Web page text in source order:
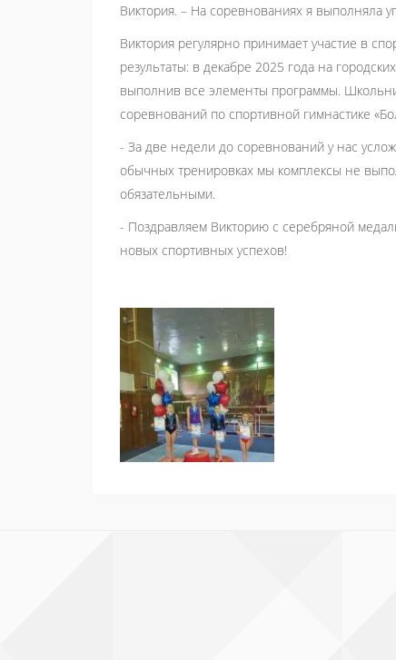
Виктория. – На соревнованиях я выполняла
Виктория регулярно принимает участие в
результаты: в декабре 2025 года на
выполнив все элементы программы.
соревнований по спортивной гимнастике
- За две недели до соревнований у нас
обычных тренировках мы комплексы не
обязательными.
- Поздравляем Викторию с серебряной
новых спортивных успехов!